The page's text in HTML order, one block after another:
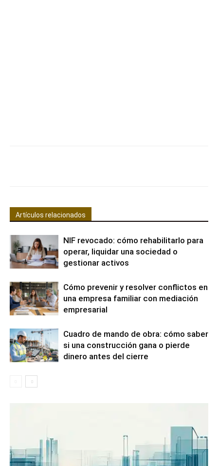
Artículos relacionados
NIF revocado: cómo rehabilitarlo para
operar, liquidar una sociedad o
gestionar activos
Cómo prevenir y resolver conflictos en
una empresa familiar con mediación
empresarial
Cuadro de mando de obra: cómo saber
si una construcción gana o pierde
dinero antes del cierre